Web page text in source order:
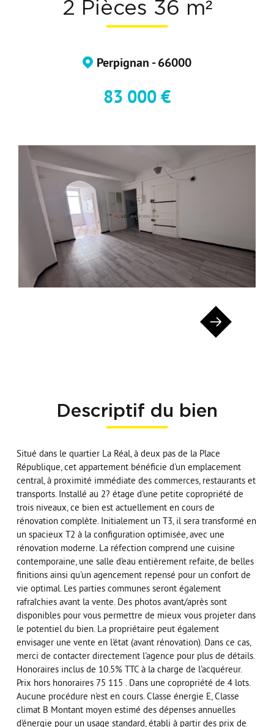
Devenir Adhérent
2 Pièces 36 m²
Perpignan - 66000
83 000 €
Descriptif du bien
Situé dans le quartier La Réal, à deux pas de la Place
République, cet appartement bénéficie d'un emplacement
central, à proximité immédiate des commerces, restaurants et
transports. Installé au 2? étage d'une petite copropriété de
trois niveaux, ce bien est actuellement en cours de
rénovation complète. Initialement un T3, il sera transformé en
un spacieux T2 à la configuration optimisée, avec une
rénovation moderne. La réfection comprend une cuisine
contemporaine, une salle d'eau entièrement refaite, de belles
finitions ainsi qu'un agencement repensé pour un confort de
vie optimal. Les parties communes seront également
rafraîchies avant la vente. Des photos avant/après sont
disponibles pour vous permettre de mieux vous projeter dans
le potentiel du bien. La propriétaire peut également
envisager une vente en l'état (avant rénovation). Dans ce cas,
merci de contacter directement l'agence pour plus de détails.
Honoraires inclus de 10.5% TTC à la charge de l'acquéreur.
Prix hors honoraires 75 115 . Dans une copropriété de 4 lots.
Aucune procédure n'est en cours. Classe énergie E, Classe
climat B Montant moyen estimé des dépenses annuelles
d'énergie pour un usage standard, établi à partir des prix de